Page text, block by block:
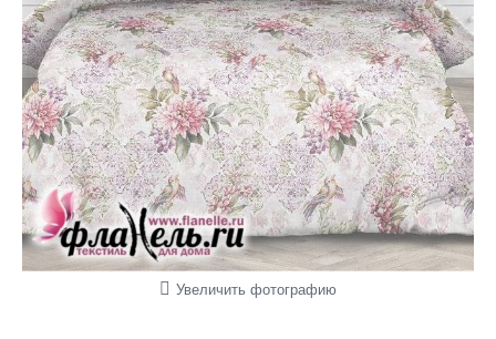
Увеличить фотографию